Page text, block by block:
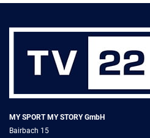
MY SPORT MY STORY GmbH
Bairbach 15